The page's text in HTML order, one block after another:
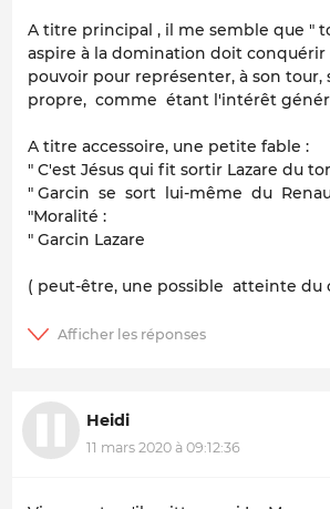
A titre principal , il me semble que "
aspire à la domination doit conquérir
pouvoir pour représenter, à son tour,
propre, comme étant l'intérêt
A titre accessoire, une petite fable :
" C'est Jésus qui fit sortir Lazare du
" Garcin se sort lui-même du
"Moralité :
" Garcin Lazare
( peut-être, une possible atteinte du
Heidi
11 mars 2020 à 09:12:36